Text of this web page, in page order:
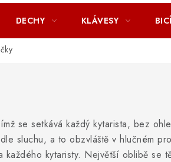
DECHY KLÁVESY BICÍ
se setkává každý kytarista, bez
sluchu, a to obzvláště v hlučném
každého kytaristy. Největší oblibě